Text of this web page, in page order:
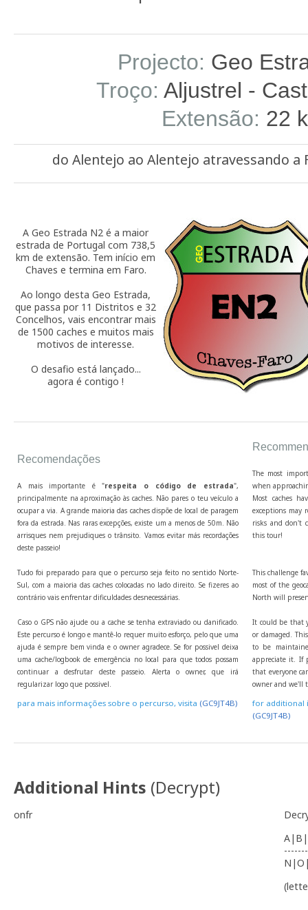
Projecto: Geo
Troço: Aljustrel -
Extensão: 22
do Alentejo ao Alentejo atravessando a
A Geo Estrada N2 é a maior
estrada de Portugal com 738,5
km de extensão. Tem início em
Chaves e termina em Faro.
Ao longo desta Geo Estrada,
que passa por 11 Distritos e 32
Concelhos, vais encontrar mais
de 1500 caches e muitos mais
motivos de interesse.
O desafio está lançado...
agora é contigo !
Recomendações
A mais importante é "respeita o código de estrada",
principalmente na aproximação às caches. Não pares o teu veículo a
ocupar a via. A grande maioria das caches dispõe de local de paragem
fora da estrada. Nas raras excepções, existe um a menos de 50m. Não
arrisques nem prejudiques o trânsito. Vamos evitar más recordações
deste passeio!
Tudo foi preparado para que o percurso seja feito no sentido Norte-
Sul, com a maioria das caches colocadas no lado direito. Se fizeres ao
contrário vais enfrentar dificuldades desnecessárias.
Caso o GPS não ajude ou a cache se tenha extraviado ou danificado.
Este percurso é longo e mantê-lo requer muito esforço, pelo que uma
ajuda é sempre bem vinda e o owner agradece. Se for possivel deixa
uma cache/logbook de emergência no local para que todos possam
continuar a desfrutar deste passeio. Alerta o owner, que irá
regularizar logo que possivel.
para mais informações sobre o percurso, visita (GC9JT4B)
The most
when
Most caches
exceptions
risks and don't
this tour!
This challenge
most of the
North will
It could be that
or damaged.
to be
appreciate it. If
that everyone
owner and we'll
for additional
(GC9JT4B)
Additional Hints (Decrypt)
onfr